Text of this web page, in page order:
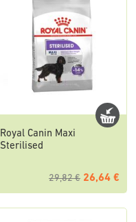
Royal Canin Maxi
Sterilised
29,82 € 26,64 €